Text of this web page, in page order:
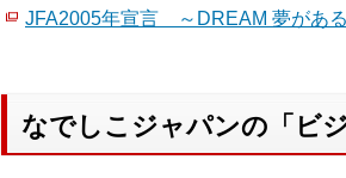
JFA2005年宣言 ～DREAM 夢があ
なでしこジャパンの「ビジ